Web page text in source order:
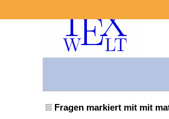
Fragen markiert mit mit